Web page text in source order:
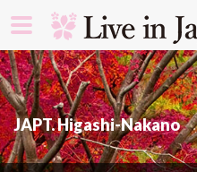
JAPT. Higashi-Nakano